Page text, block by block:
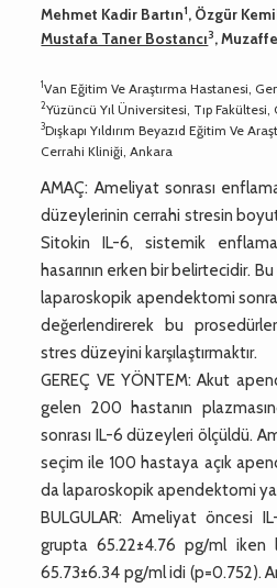
Mehmet Kadir Bartın1, Özgür
Mustafa Taner Bostancı3,
1Van Eğitim Ve Araştırma Hastanesi,
2Yüzüncü Yıl Üniversitesi, Tıp
3Dışkapı Yıldırım Beyazıd Eğitim Ve
Cerrahi Kliniği, Ankara
AMAÇ: Ameliyat sonrası
düzeylerinin cerrahi stresin
Sitokin IL-6, sistemik
hasarının erken bir belirtecidir. Bu
laparoskopik apendektomi
değerlendirerek bu
stres düzeyini karşılaştırmaktır.
GEREÇ VE YÖNTEM: Akut
gelen 200 hastanın
sonrası IL-6 düzeyleri ölçüldü.
seçim ile 100 hastaya açık
da laparoskopik apendektomi
BULGULAR: Ameliyat öncesi
grupta 65.22±4.76 pg/ml iken
65.73±6.34 pg/ml idi (p=0.752).